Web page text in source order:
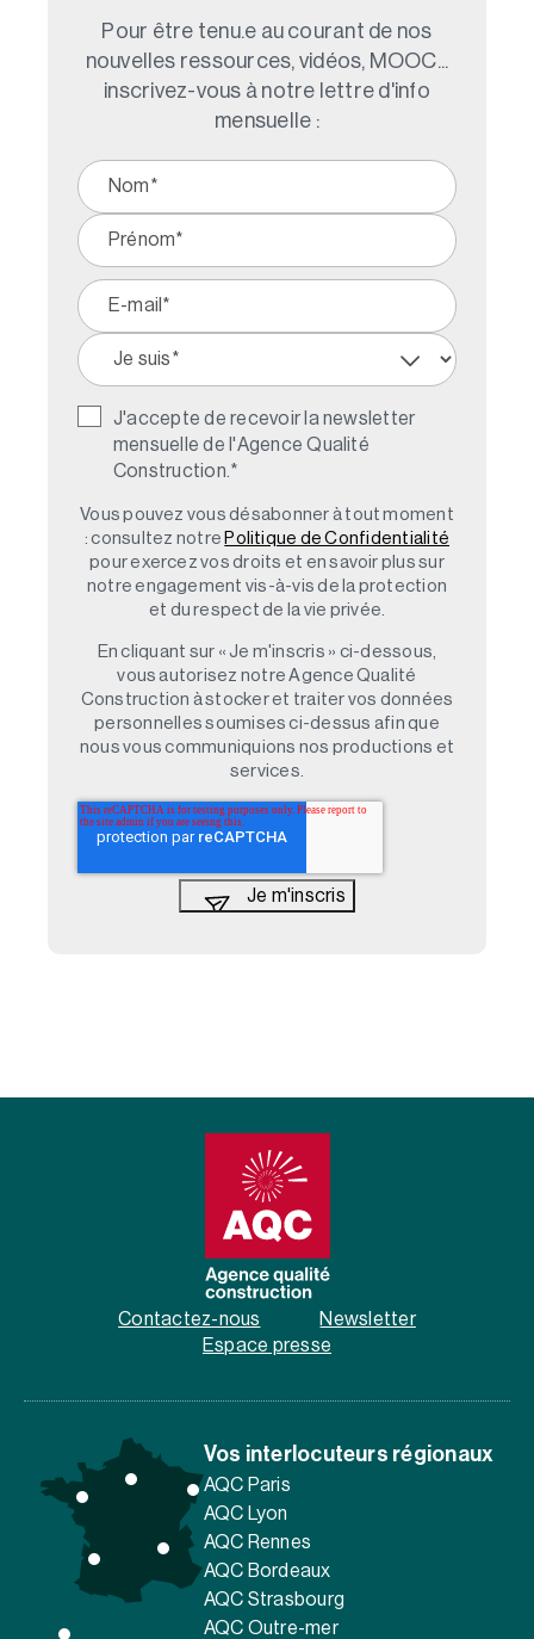
Pour être tenu.e au courant de nos
nouvelles ressources, vidéos, MOOC...
inscrivez-vous à notre lettre d'info
mensuelle :
J'accepte de recevoir la newsletter
mensuelle de l'Agence Qualité
Construction. *
Vous pouvez vous désabonner à tout moment
: consultez notre Politique de Confidentialité
pour exercez vos droits et en savoir plus sur
notre engagement vis-à-vis de la protection
et du respect de la vie privée.
En cliquant sur « Je m'inscris » ci-dessous,
vous autorisez notre Agence Qualité
Construction à stocker et traiter vos données
personnelles soumises ci-dessus afin que
nous vous communiquions nos productions et
services.
Contactez-nous
Newsletter
Espace presse
Vos interlocuteurs régionaux
AQC Paris
AQC Lyon
AQC Rennes
AQC Bordeaux
AQC Strasbourg
AQC Outre-mer